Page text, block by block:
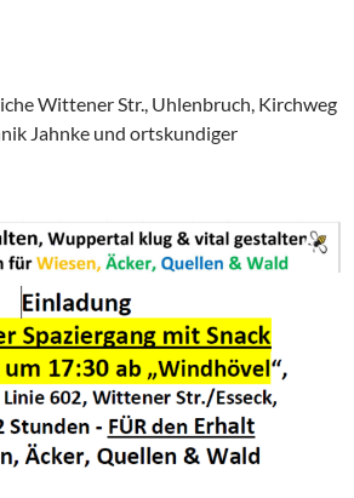
Wittener Str., Uhlenbruch, Kirchweg
Jahnke und ortskundiger